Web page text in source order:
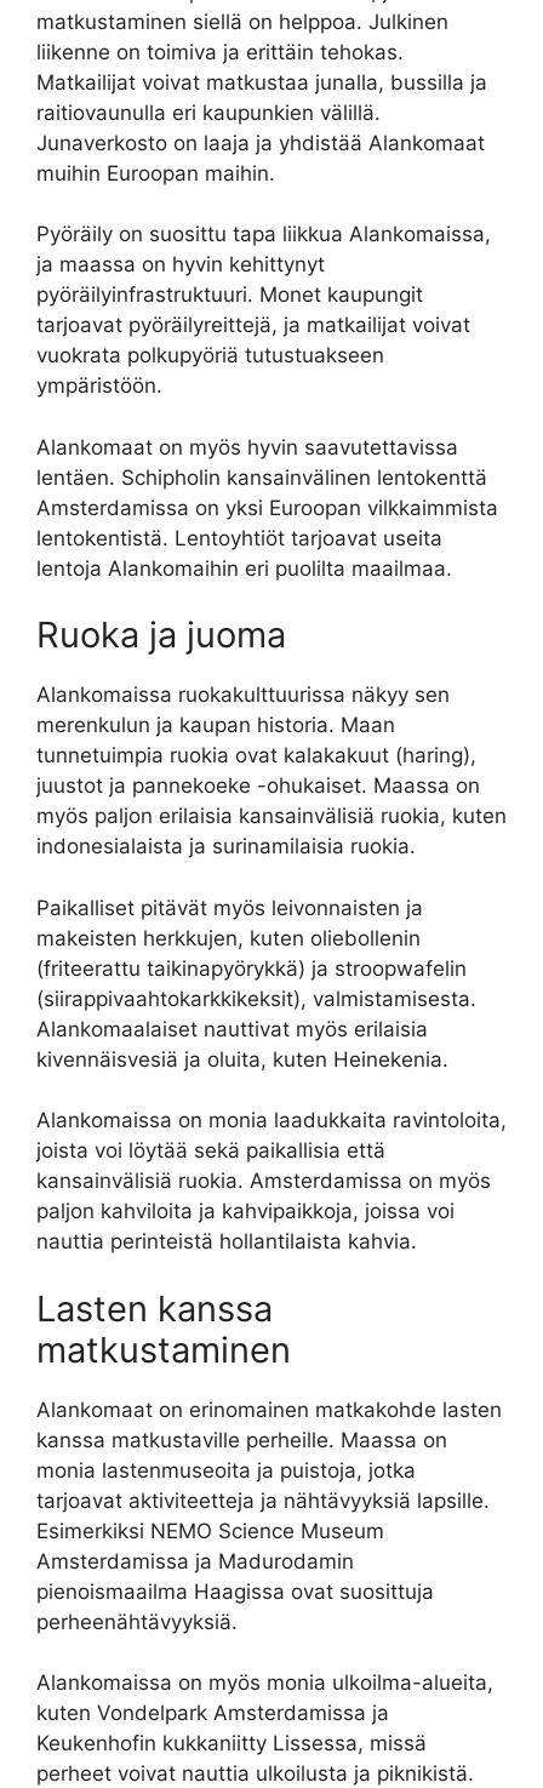
matkustaminen siellä on helppoa. Julkinen
liikenne on toimiva ja erittäin tehokas.
Matkailijat voivat matkustaa junalla, bussilla ja
raitiovaunulla eri kaupunkien välillä.
Junaverkosto on laaja ja yhdistää Alankomaat
muihin Euroopan maihin.
Pyöräily on suosittu tapa liikkua Alankomaissa,
ja maassa on hyvin kehittynyt
pyöräilyinfrastruktuuri. Monet kaupungit
tarjoavat pyöräilyreittejä, ja matkailijat voivat
vuokrata polkupyöriä tutustuakseen
ympäristöön.
Alankomaat on myös hyvin saavutettavissa
lentäen. Schipholin kansainvälinen lentokenttä
Amsterdamissa on yksi Euroopan vilkkaimmista
lentokentistä. Lentoyhtiöt tarjoavat useita
lentoja Alankomaihin eri puolilta maailmaa.
Ruoka ja juoma
Alankomaissa ruokakulttuurissa näkyy sen
merenkulun ja kaupan historia. Maan
tunnetuimpia ruokia ovat kalakakuut (haring),
juustot ja pannekoeke -ohukaiset. Maassa on
myös paljon erilaisia ​​kansainvälisiä ruokia, kuten
indonesialaista ja surinamilaisia ruokia.
Paikalliset pitävät myös leivonnaisten ja
makeisten herkkujen, kuten oliebollenin
(friteerattu taikinapyörykkä) ja stroopwafelin
(siirappivaahtokarkkikeksit), valmistamisesta.
Alankomaalaiset nauttivat myös erilaisia ​​
kivennäisvesiä ja oluita, kuten Heinekenia.
Alankomaissa on monia laadukkaita ravintoloita,
joista voi löytää sekä paikallisia että
kansainvälisiä ruokia. Amsterdamissa on myös
paljon kahviloita ja kahvipaikkoja, joissa voi
nauttia perinteistä hollantilaista kahvia.
Lasten kanssa
matkustaminen
Alankomaat on erinomainen matkakohde lasten
kanssa matkustaville perheille. Maassa on
monia lastenmuseoita ja puistoja, jotka
tarjoavat aktiviteetteja ja nähtävyyksiä lapsille.
Esimerkiksi NEMO Science Museum
Amsterdamissa ja Madurodamin
pienoismaailma Haagissa ovat suosittuja
perheenähtävyyksiä.
Alankomaissa on myös monia ulkoilma-alueita,
kuten Vondelpark Amsterdamissa ja
Keukenhofin kukkaniitty Lissessa, missä
perheet voivat nauttia ulkoilusta ja piknikistä.